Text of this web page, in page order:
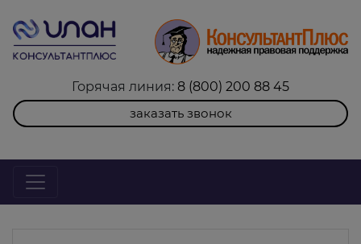
Горячая линия: 8 (800) 200 88 45
заказать звонок